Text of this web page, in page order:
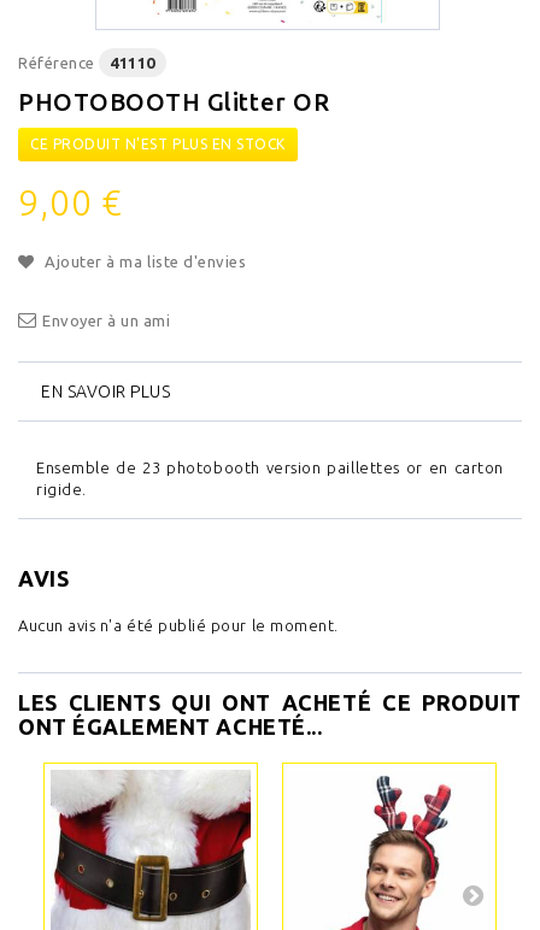
Référence 41110
PHOTOBOOTH Glitter OR
CE PRODUIT N'EST PLUS EN STOCK
9,00 €
Ajouter à ma liste d'envies
Envoyer à un ami
EN SAVOIR PLUS
Ensemble de 23 photobooth version paillettes or en carton
rigide.
AVIS
Aucun avis n'a été publié pour le moment.
LES CLIENTS QUI ONT ACHETÉ CE PRODUIT
ONT ÉGALEMENT ACHETÉ...